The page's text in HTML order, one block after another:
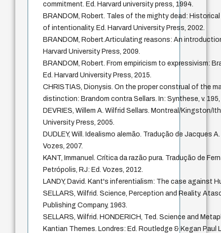
commitment. Ed. Harvard university press, 1994.
BRANDOM, Robert. Tales of the mighty dead:
of intentionality. Ed. Harvard University Press, 2002.
BRANDOM, Robert.Articulating reasons: An
Harvard University Press, 2009.
BRANDOM, Robert. From empiricism to expressivism:
Ed. Harvard University Press, 2015.
CHRISTIAS, Dionysis. On the proper construal of the
distinction: Brandom contra Sellars. In: Synthese, v.
DEVRIES, Willem A. Wilfrid Sellars. Montreal/Kingston/
University Press, 2005.
DUDLEY, Will. Idealismo alemão. Tradução de Jacques
Vozes, 2007.
KANT, Immanuel. Crítica da razão pura. Tradução de
Petrópolis, RJ: Ed. Vozes, 2012.
LANDY, David. Kant's inferentialism: The case against
SELLARS, Wilfrid. Science, Perception and Reality.
Publishing Company, 1963.
SELLARS, Wilfrid. HONDERICH, Ted. Science and
Kantian Themes. Londres: Ed. Routledge & Kegan Paul